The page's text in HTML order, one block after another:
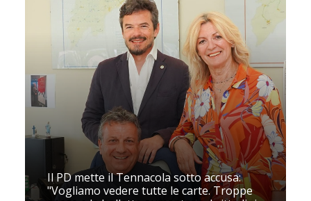
Il PD mette il Tennacola sotto accusa:
"Vogliamo vedere tutte le carte. Troppe